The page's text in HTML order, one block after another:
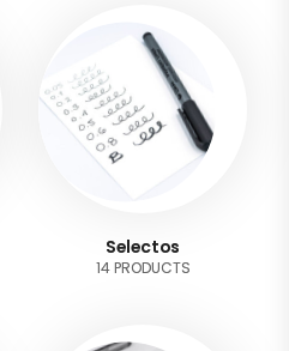
Selectos
14 PRODUCTS